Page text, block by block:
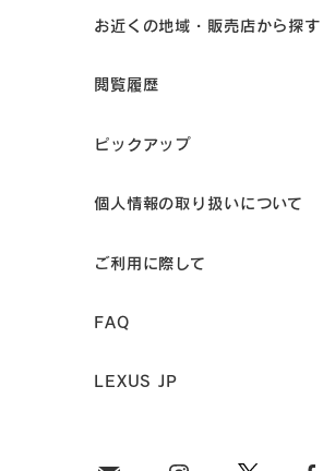
お近くの地域・販売店から探す
閲覧履歴
ピックアップ
個人情報の取り扱いについて
ご利用に際して
FAQ
LEXUS JP